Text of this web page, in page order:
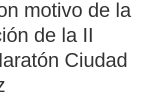
motivo de la
de la II
Ciudad